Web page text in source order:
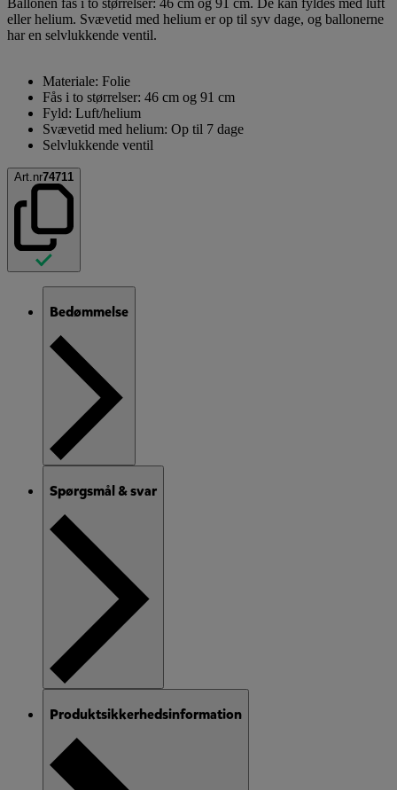
Ballonen fås i to størrelser: 46 cm og 91 cm. De kan fyldes med luft
eller helium. Svævetid med helium er op til syv dage, og ballonerne
har en selvlukkende ventil.
Materiale: Folie
Fås i to størrelser: 46 cm og 91 cm
Fyld: Luft/helium
Svævetid med helium: Op til 7 dage
Selvlukkende ventil
Art.nr74711
Bedømmelse
Spørgsmål & svar
Produktsikkerhedsinformation